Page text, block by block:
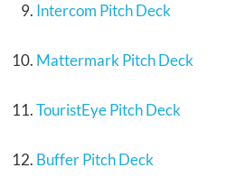
Intercom Pitch Deck
Mattermark Pitch Deck
TouristEye Pitch Deck
Buffer Pitch Deck